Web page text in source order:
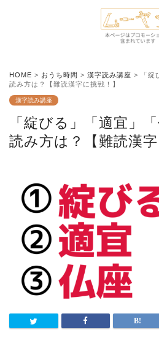
HOME > おうち時間 > 漢字読み講座 >
「
読み方は？【難読漢字に挑戦！】
漢字読み講座
「綻びる」「適宜」
読み方は？【難読漢字